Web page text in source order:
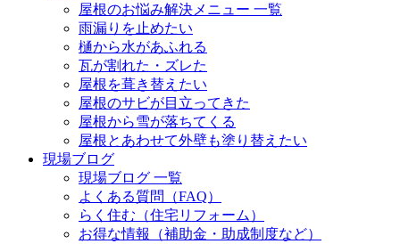
屋根のお悩み解決メニュー 一覧
雨漏りを止めたい
樋から水があふれる
瓦が割れた・ズレた
屋根を葺き替えたい
屋根のサビが目立ってきた
屋根から雪が落ちてくる
屋根とあわせて外壁も塗り替えたい
現場ブログ
現場ブログ 一覧
よくある質問（FAQ）
らく住む（住宅リフォーム）
お得な情報（補助金・助成制度など）